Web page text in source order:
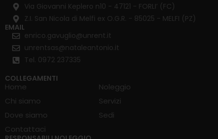
Via Giovanni Keplero n10 - 47121 - FORLI’ (FC)
Z.I. San Nicola di Melfi ex O.G.R. - 85025 - MELFI (PZ)
EMAIL
enrico.gavuglio@unrent.it
unrentsas@nataleantonio.it
Tel. 0972 237335
COLLEGAMENTI
Home
Chi siamo
Dove siamo
Contattaci
Noleggio
Servizi
Sedi